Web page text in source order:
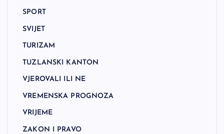
SPORT
SVIJET
TURIZAM
TUZLANSKI KANTON
VJEROVALI ILI NE
VREMENSKA PROGNOZA
VRIJEME
ZAKON I PRAVO